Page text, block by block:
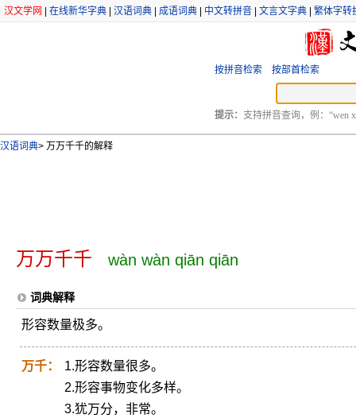
汉文学网 在线新华字典 汉语词典 成语词典 中文转拼音 文言文字典 繁体字转
按拼音检索 按部首检索
提示： 支持拼音查询，例：“wen
汉语词典> 万万千千的解释
万万千千 wàn wàn qiān qiān
词典解释
形容数量极多。
万千：
1.形容数量很多。
2.形容事物变化多样。
3.犹万分，非常。